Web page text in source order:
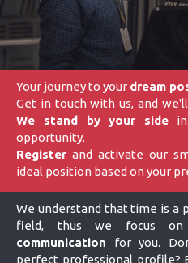
Your journey to your dream
Get in touch with us, and
We stand by your side
opportunity.
Register and activate our
ideal position based on your
We understand that time is a
field, thus we focus
communication for you.
perfect professional profile?